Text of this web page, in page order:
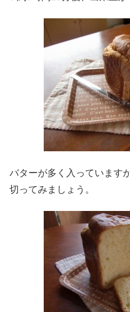
バターが多く入っています
切ってみましょう。